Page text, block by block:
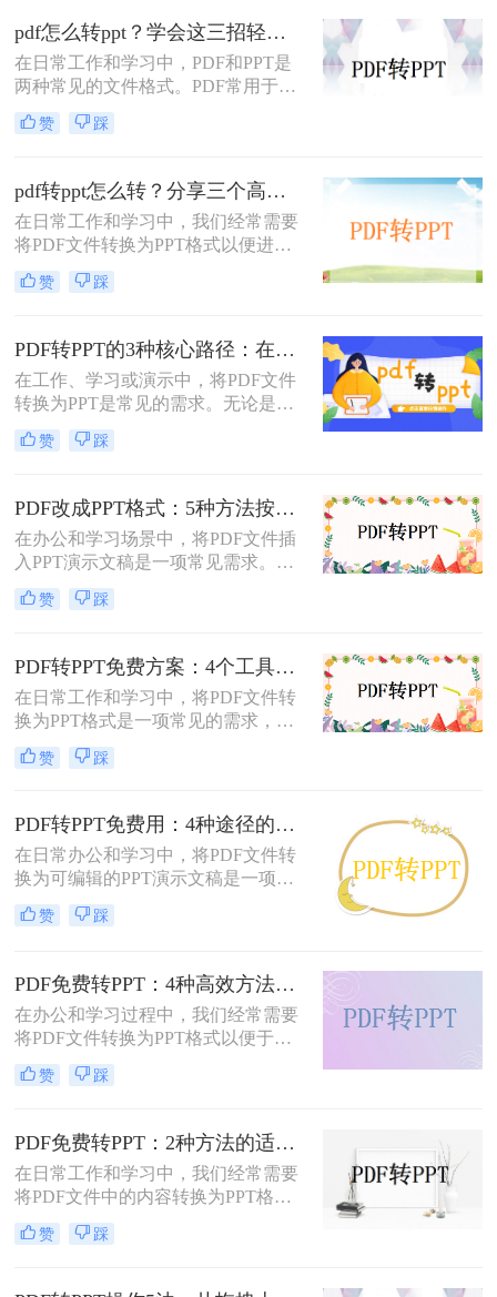
PPT呢？本文将详细介绍两种常见的
PDF转PPT方法，帮助用户轻松完成
文件格式转换。
pdf怎么转ppt？学会这三招轻松搞定转换！
在日常工作和学习中，PDF和PPT是
两种常见的文件格式。PDF常用于文
档的查看和分享，而PPT则更多地用
于制作演示文稿和进行演讲。有时，
式，以便进行编辑、修改或展示。那
么pdf怎么转ppt呢？本文将介绍三种
将PDF转换为PPT的方法：使用专业
的PDF转PPT软件、利用在线转换工
具，以及手动复制粘贴内容。
赞 踩
pdf转ppt怎么转？分享三个高效转换方法！
在日常工作和学习中，我们经常需要
将PDF文件转换为PPT格式以便进行
演示或编辑。那么pdf转ppt怎么转
呢？以下将介绍三种常用的pdf转ppt
转换。
赞 踩
PDF转PPT的3种核心路径：在线、软件和PPT自带的适用范围！
在工作、学习或演示中，将PDF文件
转换为PPT是常见的需求。无论是整
合报告、课件，还是优化文档展示，
都需要一种高效且保留原格式的方
是几种常用方法的详细解析，帮助你
快速上手。
赞 踩
PDF改成PPT格式：5种方法按页面复杂度选择！
在办公和学习场景中，将PDF文件插
入PPT演示文稿是一项常见需求。无
论是展示报告、图表，还是分享文档
内容，合理选择插入方法能显著提升
改成PPT呢？以下是五种常用方法的
详细说明，帮助您根据需求高效完成
文档整合。
赞 踩
PDF转PPT免费方案：4个工具的文件限制和输出质量对比！
在日常工作和学习中，将PDF文件转
换为PPT格式是一项常见的需求，以
便更好地进行演示和分享。虽然市面
上有许多专业的转换软件和服务，但
费。那么pdf如何免费转换ppt呢？以
下将介绍四种免费将PDF转换为PPT
的方法，帮助用户轻松实现格式转
换。
赞 踩
PDF转PPT免费用：4种途径的转换精度和排版保留能力对比！
在日常办公和学习中，将PDF文件转
换为可编辑的PPT演示文稿是一项高
频需求。无论是需要修改过时的课
件、提取报告中的数据制作新方案，
速且免费地完成格式转换都能极大提
升工作效率。那么如何免费把pdf转成
PPT呢？
赞 踩
PDF免费转PPT：4种高效方法的速度、精度和文件限制实测！
在办公和学习过程中，我们经常需要
将PDF文件转换为PPT格式以便于演
示或编辑。那么怎么免费把pdf转换成
ppt呢？本文将详细介绍几种免费的方
赞 踩
PDF免费转PPT：2种方法的适用场景和操作差异！
在日常工作和学习中，我们经常需要
将PDF文件中的内容转换为PPT格
式，以便于演示和分享。那么PDF如
何转化为PPT免费呢？以下是两种免
PPT的转换。
赞 踩